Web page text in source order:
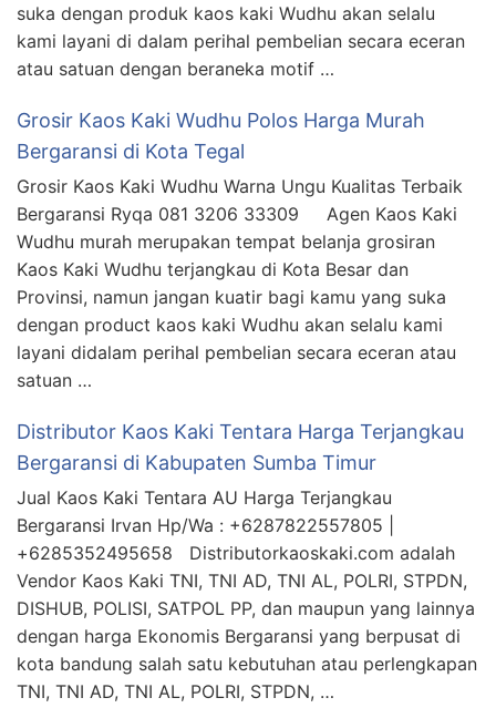
suka dengan produk kaos kaki Wudhu akan selalu
kami layani di dalam perihal pembelian secara eceran
atau satuan dengan beraneka motif …
Grosir Kaos Kaki Wudhu Polos Harga Murah
Bergaransi di Kota Tegal
Grosir Kaos Kaki Wudhu Warna Ungu Kualitas Terbaik
Bergaransi Ryqa 081 3206 33309 Agen Kaos Kaki
Wudhu murah merupakan tempat belanja grosiran
Kaos Kaki Wudhu terjangkau di Kota Besar dan
Provinsi, namun jangan kuatir bagi kamu yang suka
dengan product kaos kaki Wudhu akan selalu kami
layani didalam perihal pembelian secara eceran atau
satuan …
Distributor Kaos Kaki Tentara Harga Terjangkau
Bergaransi di Kabupaten Sumba Timur
Jual Kaos Kaki Tentara AU Harga Terjangkau
Bergaransi Irvan Hp/Wa : +6287822557805 |
+6285352495658 Distributorkaoskaki.com adalah
Vendor Kaos Kaki TNI, TNI AD, TNI AL, POLRI, STPDN,
DISHUB, POLISI, SATPOL PP, dan maupun yang lainnya
dengan harga Ekonomis Bergaransi yang berpusat di
kota bandung salah satu kebutuhan atau perlengkapan
TNI, TNI AD, TNI AL, POLRI, STPDN, …